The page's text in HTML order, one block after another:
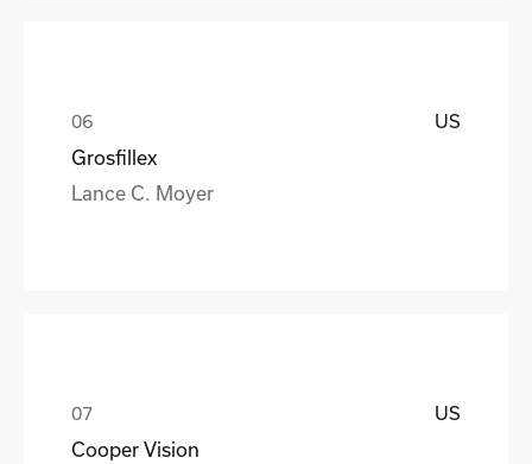
US
Grosfillex
Lance C. Moyer
US
Cooper Vision